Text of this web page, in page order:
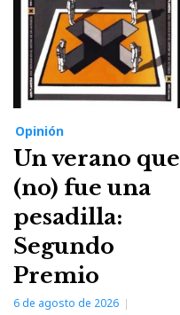
Opinión
Un verano que
(no) fue una
pesadilla:
Segundo
Premio
6 de agosto de 2026